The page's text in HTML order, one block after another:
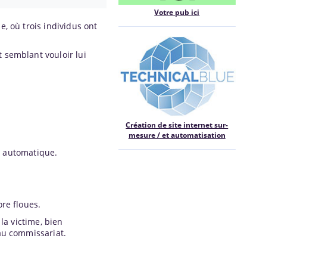
où trois individus ont
semblant vouloir lui
floues.
victime, bien
commissariat.
Votre pub ici
Création de site internet sur-
mesure / et automatisation